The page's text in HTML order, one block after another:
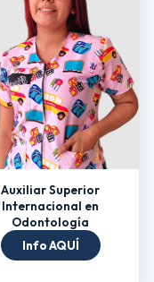
Auxiliar Superior
Internacional en
Odontología
Info AQUÍ